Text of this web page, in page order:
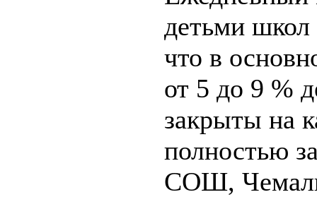
детьми школ
что в
от 5 до 9 %
закрыты на
полностью
СОШ,